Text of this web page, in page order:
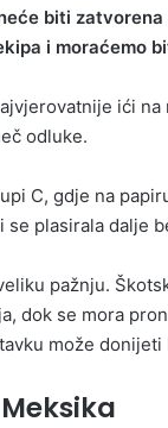
biti
i moraćemo
ići
odluke.
C, gdje na
plasirala dalje
pažnju.
dok se mora
može